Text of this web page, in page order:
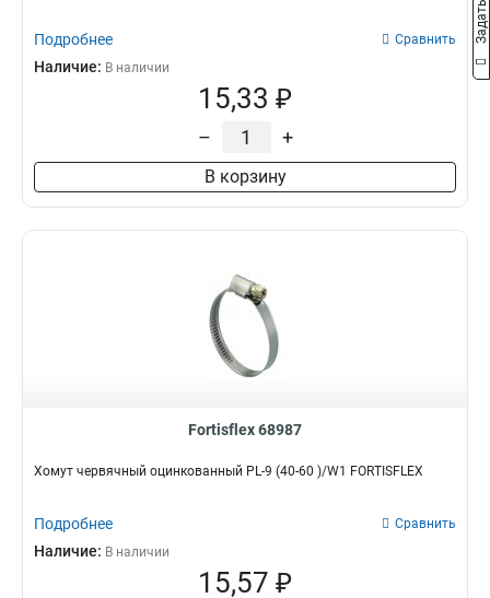
Подробнее Сравнить
Наличие: В наличии
15,33 ₽
– +
В корзину
Fortisflex 68987
Хомут червячный оцинкованный PL-9 (40-60 )/W1 FORTISFLEX
Подробнее Сравнить
Наличие: В наличии
15,57 ₽